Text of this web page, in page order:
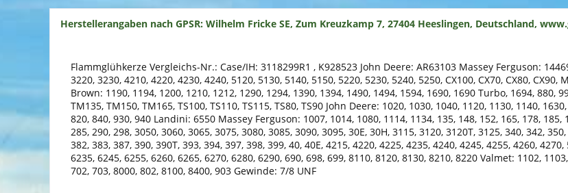
Herstellerangaben nach GPSR: Wilhelm Fricke SE, Zum Kreuzkamp 7, 27404 Heeslingen, Deutschland,
Flammglühkerze Vergleichs-Nr.: Case/IH: 3118299R1 , K928523 John Deere: AR63103 Massey Ferguson:
3220, 3230, 4210, 4220, 4230, 4240, 5120, 5130, 5140, 5150, 5220, 5230, 5240, 5250, CX100, CX70, CX80,
Brown: 1190, 1194, 1200, 1210, 1212, 1290, 1294, 1390, 1394, 1490, 1494, 1594, 1690, 1690 Turbo, 1694, 880,
TM135, TM150, TM165, TS100, TS110, TS115, TS80, TS90 John Deere: 1020, 1030, 1040, 1120, 1130, 1140,
820, 840, 930, 940 Landini: 6550 Massey Ferguson: 1007, 1014, 1080, 1114, 1134, 135, 148, 152, 165, 178, 185,
285, 290, 298, 3050, 3060, 3065, 3075, 3080, 3085, 3090, 3095, 30E, 30H, 3115, 3120, 3120T, 3125, 340, 342,
382, 383, 387, 390, 390T, 393, 394, 397, 398, 399, 40, 40E, 4215, 4220, 4225, 4235, 4240, 4245, 4255, 4260,
6235, 6245, 6255, 6260, 6265, 6270, 6280, 6290, 690, 698, 699, 8110, 8120, 8130, 8210, 8220 Valmet: 1102,
702, 703, 8000, 802, 8100, 8400, 903 Gewinde: 7/8 UNF